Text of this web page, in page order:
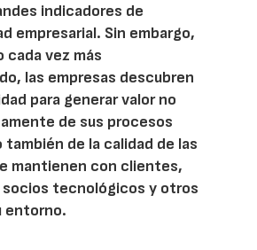
indicadores de
empresarial. Sin embargo,
cada vez más
las empresas descubren
para generar valor no
de sus procesos
de la calidad de las
mantienen con clientes,
socios tecnológicos y otros
entorno.